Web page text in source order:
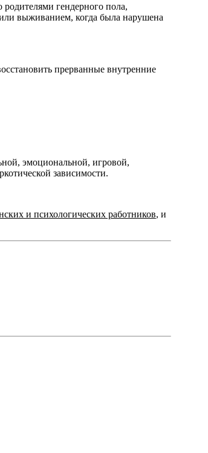
родителями гендерного пола,
выживанием, когда была нарушена
прерванные внутренние
эмоциональной, игровой,
зависимости.
и психологических работников, и